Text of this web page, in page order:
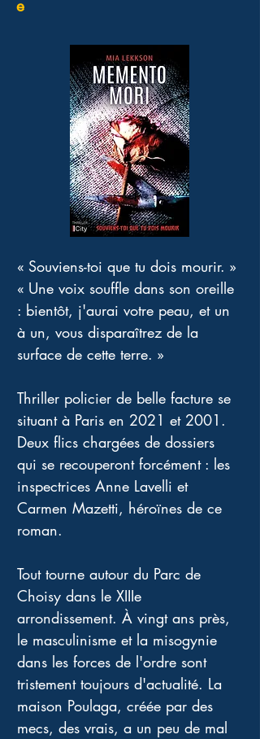
e
« Souviens-toi que tu dois mourir. »
« Une voix souffle dans son oreille
: bientôt, j'aurai votre peau, et un
à un, vous disparaîtrez de la
surface de cette terre. »
Thriller policier de belle facture se
situant à Paris en 2021 et 2001.
Deux flics chargées de dossiers
qui se recouperont forcément : les
inspectrices Anne Lavelli et
Carmen Mazetti, héroïnes de ce
roman.
Tout tourne autour du Parc de
Choisy dans le XIIIe
arrondissement. À vingt ans près,
le masculinisme et la misogynie
dans les forces de l'ordre sont
tristement toujours d'actualité. La
maison Poulaga, créée par des
mecs, des vrais, a un peu de mal